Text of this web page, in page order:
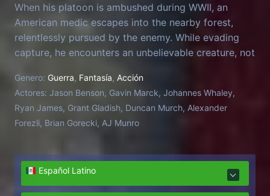
When his platoon is ambushed during WWII, an
American medic escapes into the nearby forest,
relentlessly pursued by the enemy. While evading
capture, he encounters an unbelievable creature, not
he has to survive as new alliances will be formed
and loyalties will be tested.
Genero: Guerra, Fantasía, Acción
Actores: Jason Benson, Gavin Marck, Johannes Whaley,
Ryan James, Grant Gladish, Duncan Murch, Alexander
Forezli, Brian Gorecki, AJ Munro
Español Latino